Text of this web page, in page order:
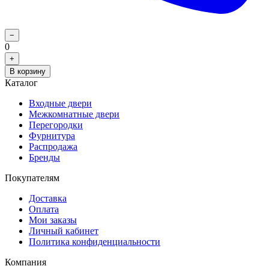
−
0
+
В корзину
Каталог
Входные двери
Межкомнатные двери
Перегородки
Фурнитура
Распродажа
Бренды
Покупателям
Доставка
Оплата
Мои заказы
Личный кабинет
Политика конфиденциальности
Компания